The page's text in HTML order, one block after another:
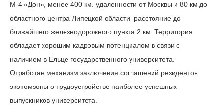
М-4 «Дон», менее 400 км. удаленности от Москвы и 80 км до
областного центра Липецкой области, расстояние до
ближайшего железнодорожного пункта 2 км. Территория
обладает хорошим кадровым потенциалом в связи с
наличием в Ельце государственного университета.
Отработан механизм заключения соглашений резидентов
экономзоны о трудоустройстве наиболее успешных
выпускников университета.